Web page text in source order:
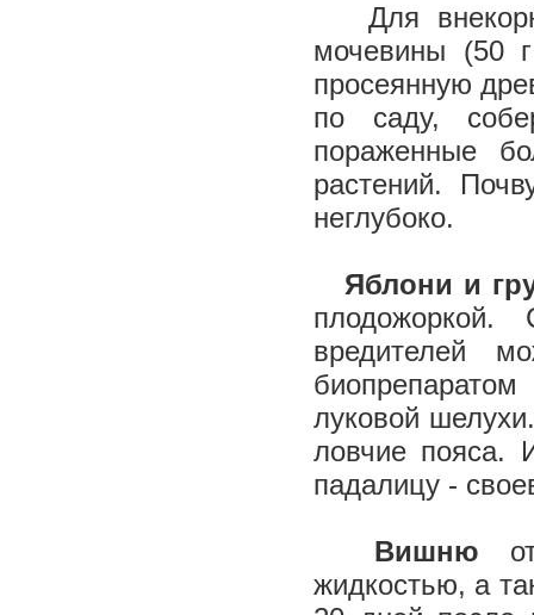
Для
мочевины (50
просеянную
по саду,
пораженные
растений.
неглубоко.
Яблони и
вредителей
луковой
ловчие пояса.
падалицу -
Вишню
жидкостью, а